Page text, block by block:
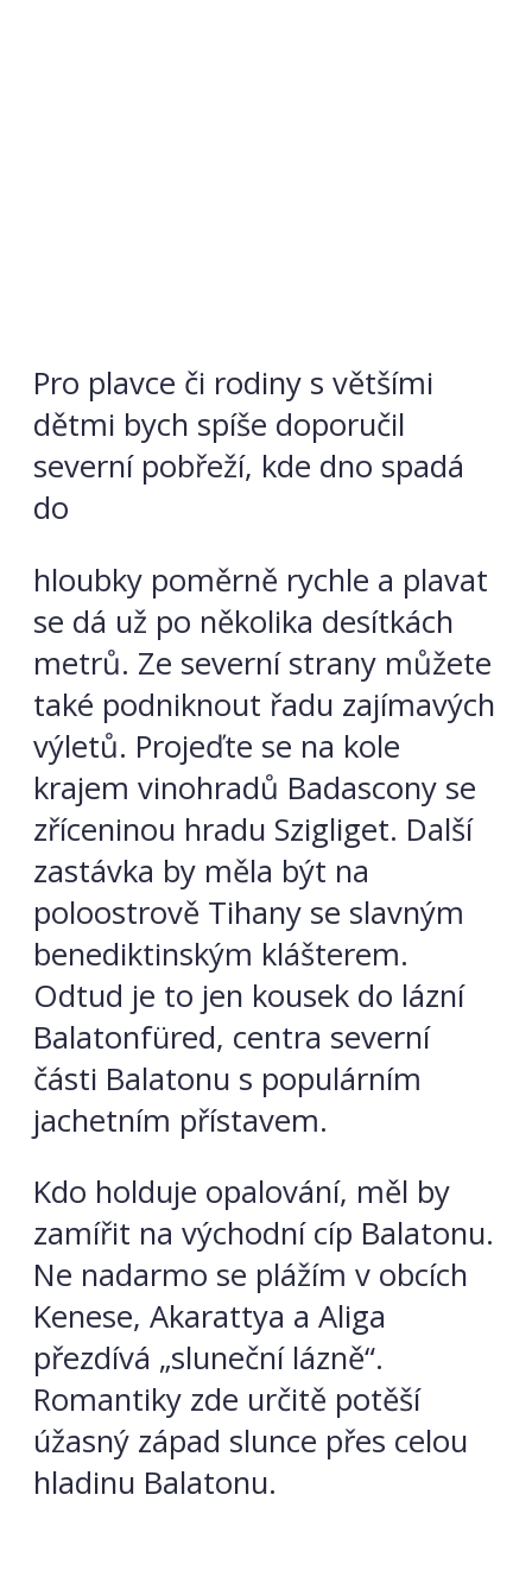
Pro plavce či rodiny s většími
dětmi bych spíše doporučil
severní pobřeží, kde dno spadá
do
hloubky poměrně rychle a plavat
se dá už po několika desítkách
metrů. Ze severní strany můžete
také podniknout řadu zajímavých
výletů. Projeďte se na kole
krajem vinohradů Badascony se
zříceninou hradu Szigliget. Další
zastávka by měla být na
poloostrově Tihany se slavným
benediktinským klášterem.
Odtud je to jen kousek do lázní
Balatonfüred, centra severní
části Balatonu s populárním
jachetním přístavem.
Kdo holduje opalování, měl by
zamířit na východní cíp Balatonu.
Ne nadarmo se plážím v obcích
Kenese, Akarattya a Aliga
přezdívá „sluneční lázně“.
Romantiky zde určitě potěší
úžasný západ slunce přes celou
hladinu Balatonu.